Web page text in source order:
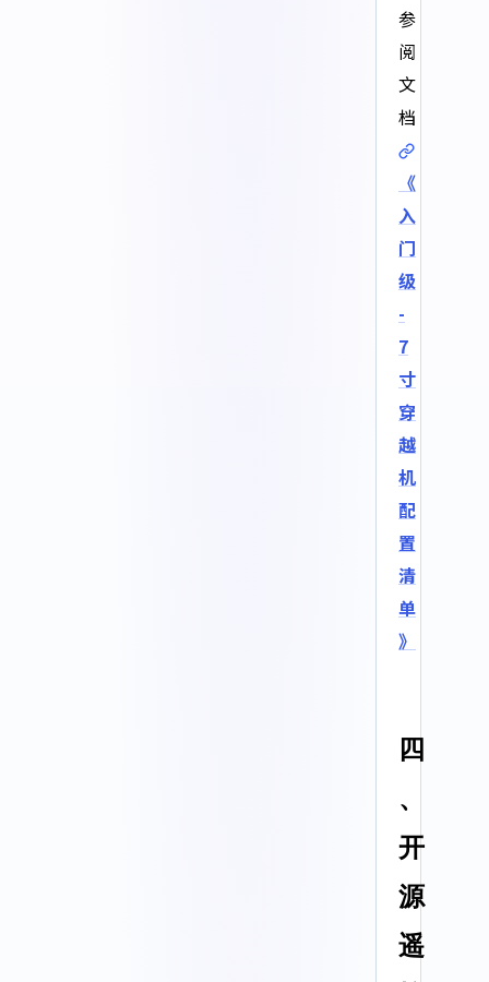
参
阅
文
档
《
入
门
级
-
7
寸
穿
越
机
配
置
清
单
》
四
、
开
源
遥